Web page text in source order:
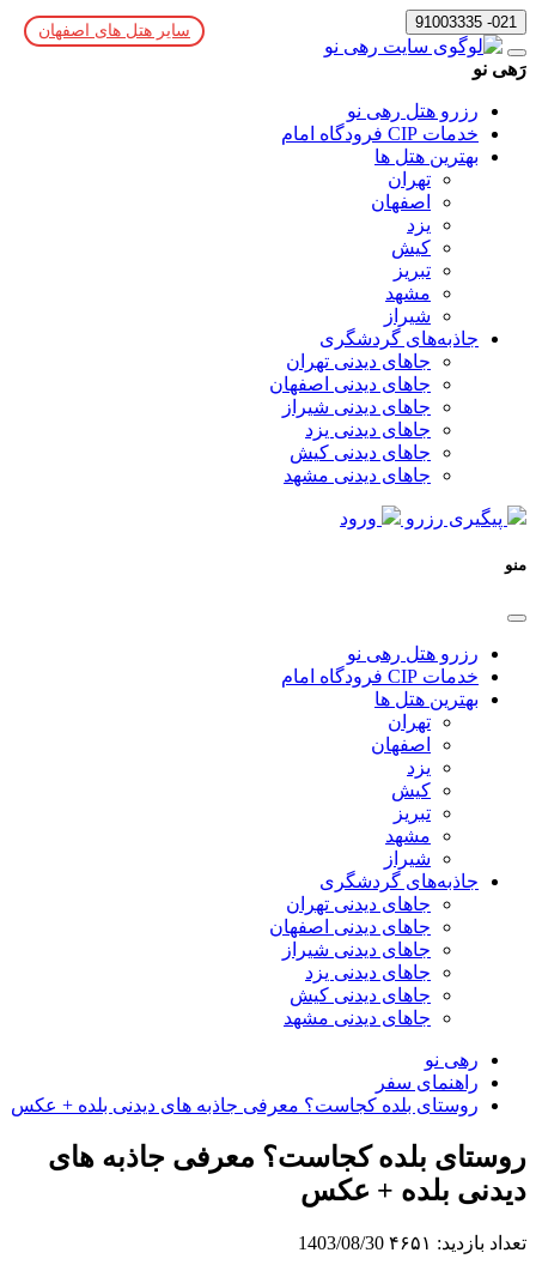
021- 91003335
رَهی نو
رزرو هتل رهی نو
خدمات CIP فرودگاه امام
بهترین هتل ها
تهران
اصفهان
یزد
کیش
تبریز
مشهد
شیراز
جاذبه‌های گردشگری
جاهای دیدنی تهران
جاهای دیدنی اصفهان
جاهای دیدنی شیراز
جاهای دیدنی یزد
جاهای دیدنی کیش
جاهای دیدنی مشهد
پیگیری رزرو ورود
منو
رزرو هتل رهی نو
خدمات CIP فرودگاه امام
بهترین هتل ها
تهران
اصفهان
یزد
کیش
تبریز
مشهد
شیراز
جاذبه‌های گردشگری
جاهای دیدنی تهران
جاهای دیدنی اصفهان
جاهای دیدنی شیراز
جاهای دیدنی یزد
جاهای دیدنی کیش
جاهای دیدنی مشهد
رهی نو
راهنمای سفر
روستای بلده کجاست؟ معرفی جاذبه های دیدنی بلده + عکس
روستای بلده کجاست؟ معرفی جاذبه های
دیدنی بلده + عکس
تعداد بازدید: ۴۶۵۱ 1403/08/30
سایر هتل های اصفهان